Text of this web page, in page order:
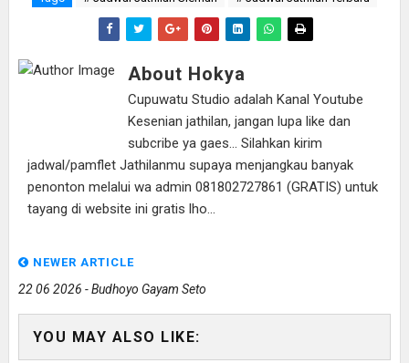
About Hokya
Cupuwatu Studio adalah Kanal Youtube
Kesenian jathilan, jangan lupa like dan
subcribe ya gaes... Silahkan kirim
jadwal/pamflet Jathilanmu supaya menjangkau banyak
penonton melalui wa admin 081802727861 (GRATIS) untuk
tayang di website ini gratis lho...
NEWER ARTICLE
22 06 2026 - Budhoyo Gayam Seto
YOU MAY ALSO LIKE: